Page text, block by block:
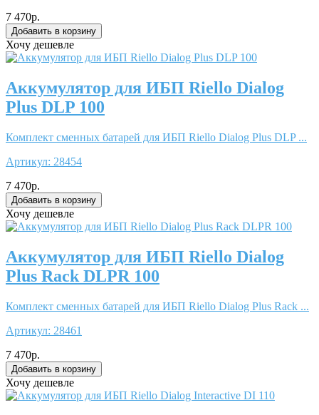
7 470р.
Хочу дешевле
Аккумулятор для ИБП Riello Dialog
Plus DLP 100
Комплект сменных батарей для ИБП Riello Dialog Plus DLP ...
Артикул: 28454
7 470р.
Хочу дешевле
Аккумулятор для ИБП Riello Dialog
Plus Rack DLPR 100
Комплект сменных батарей для ИБП Riello Dialog Plus Rack ...
Артикул: 28461
7 470р.
Хочу дешевле